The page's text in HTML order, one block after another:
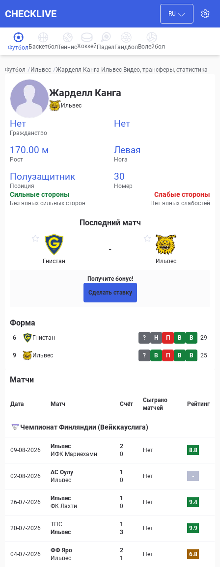
CHECKLIVE RU
Футбол БаскетболТеннисХоккей ПаделГандбол Волейбол
Футбол / Ильвес /Жарделл Канга Ильвес Видео, трансферы, статистика
Жарделл Канга
Ильвес
Нет
Гражданство
Нет
170.00 м
Рост
Левая
Нога
Полузащитник
Позиция
30
Номер
Сильные стороны
Без явных сильных сторон
Слабые стороны
Нет явных слабостей
Последний матч
Гнистан
-
Ильвес
Получите бонус!
Сделать ставку
Форма
6 Гнистан ? Н П В В 29
9 Ильвес ? В П В В 25
Матчи
Дата Матч Счёт
Сыграно
матчей
Рейтинг
Чемпионат Финляндии (Вейккауслига)
09-08-2026
Ильвес
ИФК Мариехамн
2
0
Нет 8.8
02-08-2026
АС Оулу
Ильвес
1
0
Нет -
26-07-2026
Ильвес
ФК Лахти
1
0
Нет 9.4
20-07-2026
ТПС
Ильвес
1
3
Нет 9.9
04-07-2026
ФФ Яро
Ильвес
2
1
Нет 6.8